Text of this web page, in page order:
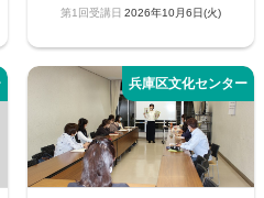
2026年10月6日(火)